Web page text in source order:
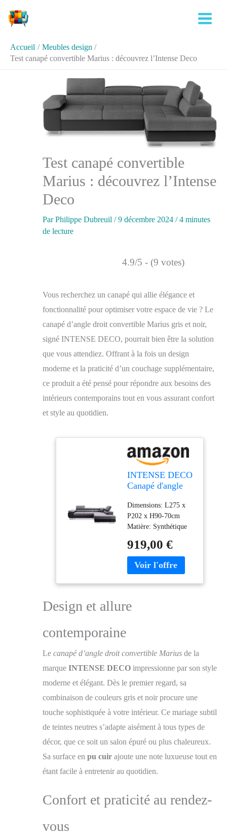
Accueil
Meubles design
Test canapé convertible Marius : découvrez l’Intense Deco
Test canapé convertible
Marius : découvrez l’Intense
Deco
ParPhilippe Dubreuil /9 décembre 2024 /4 minutes
de lecture
4.9/5 - (9 votes)
Vous recherchez un canapé qui allie élégance et
fonctionnalité pour optimiser votre espace de vie ? Le
canapé d’angle droit convertible Marius gris et noir,
signé INTENSE DECO, pourrait bien être la solution
que vous attendiez. Offrant à la fois un design
moderne et la praticité d’un couchage supplémentaire,
ce produit a été pensé pour répondre aux besoins des
intérieurs contemporains tout en vous assurant confort
et style au quotidien.
INTENSE DECO
Canapé d'angle
Marius Gris et
Noir
Dimensions: L275 x
P202 x H90-70cm
Matière: Synthétique
(100% Polyester)
Livraison en France
Métropolitaine
domicile (rez-de-
919,00 €
Design et allure
contemporaine
Le canapé d’angle droit convertible Marius de la
marque INTENSE DECO impressionne par son style
moderne et élégant. Dès le premier regard, sa
combinaison de couleurs gris et noir procure une
touche sophistiquée à votre intérieur. Ce mariage subtil
de teintes neutres s’adapte aisément à tous types de
décor, que ce soit un salon épuré ou plus chaleureux.
Sa surface en pu cuir ajoute une note luxueuse tout en
étant facile à entretenir au quotidien.
Confort et praticité au rendez-
vous